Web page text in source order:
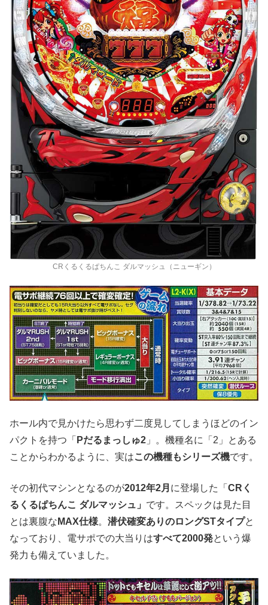
CRくるくるぱちんこ ダルマッシュ（ニューギン）
ホール内で見かけたら思わず二度見してしまうほどのイン
パクトを持つ「 Pだるまっしゅ2 」。機種名に「2」とある
ことからわかるように、実はこの機種もシリーズ機です。
その初代マシンとなるのが2012年2月 に登場した「 CRく
るくるぱちんこ ダルマッシュ」 です。スペックは見た目
とは裏腹な MAX仕様。 潜伏確変ありのロングSTタイプと
なっており、電サポでの大当りはすべて2000発という爆
発力も備えていました。